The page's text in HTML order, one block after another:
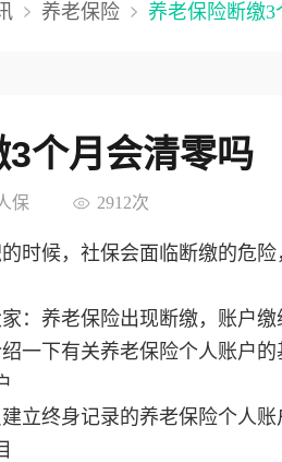
养老保险 养老保险断缴3
个月会清零吗
保 2912次
时候，社保会面临断缴的危
：养老保险出现断缴，账户缴
一下有关养老保险个人账户的
立终身记录的养老保险个人账